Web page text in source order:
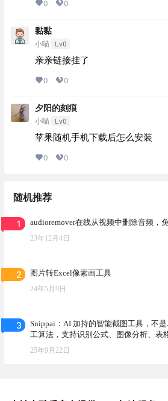
0 0
黏黏
小喵 Lv0
亲亲链接挂了
0 0
夕阳的刻痕
小喵 Lv0
苹果随机手机下载后怎么安装
0 0
随机推荐
1 audioremover在线从视频中删除音频，
23年12月4日
2 图片转Excel像素画工具
24年5月9日
3
Snippai：AI 加持的智能截图工具，不
工算法，支持识别公式、图像分析、表
25年9月22日